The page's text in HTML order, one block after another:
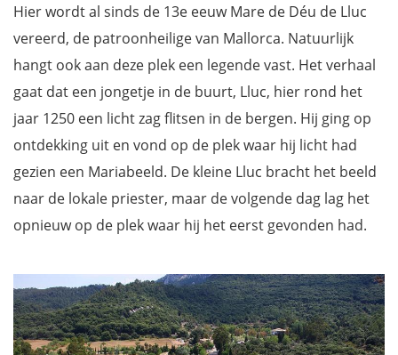
Hier wordt al sinds de 13e eeuw Mare de Déu de Lluc
vereerd, de patroonheilige van Mallorca. Natuurlijk
hangt ook aan deze plek een legende vast. Het verhaal
gaat dat een jongetje in de buurt, Lluc, hier rond het
jaar 1250 een licht zag flitsen in de bergen. Hij ging op
ontdekking uit en vond op de plek waar hij licht had
gezien een Mariabeeld. De kleine Lluc bracht het beeld
naar de lokale priester, maar de volgende dag lag het
opnieuw op de plek waar hij het eerst gevonden had.